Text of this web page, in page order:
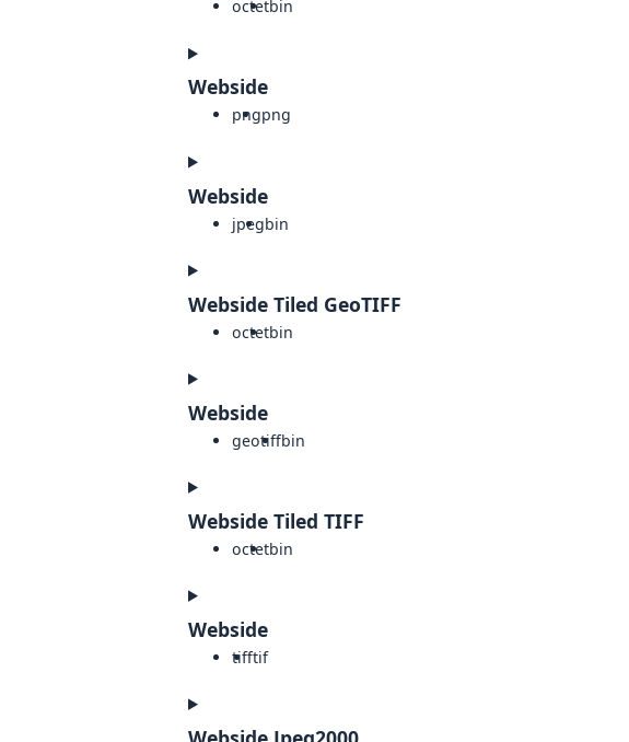
octetbin
Webside
pngpng
Webside
jpegbin
Webside Tiled GeoTIFF
octetbin
Webside
geotiffbin
Webside Tiled TIFF
octetbin
Webside
tifftif